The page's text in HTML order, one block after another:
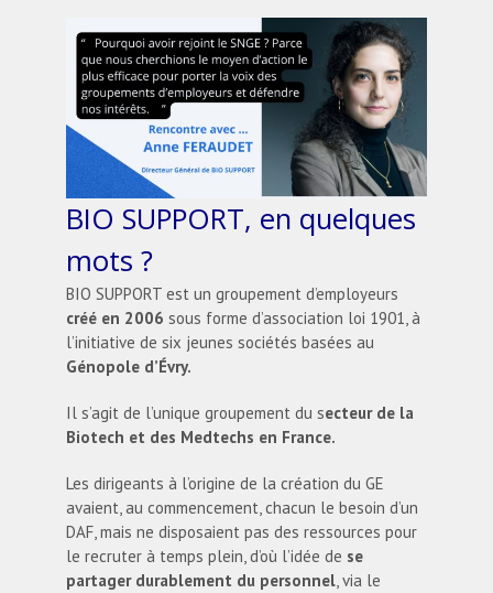
BIO SUPPORT, en quelques
mots ?
BIO SUPPORT est un groupement d’employeurs
créé en 2006 sous forme d’association loi 1901, à
l’initiative de six jeunes sociétés basées au
Génopole d’Évry.
Il s’agit de l’unique groupement du secteur de la
Biotech et des Medtechs en France.
Les dirigeants à l’origine de la création du GE
avaient, au commencement, chacun le besoin d’un
DAF, mais ne disposaient pas des ressources pour
le recruter à temps plein, d’où l’idée de se
partager durablement du personnel, via le